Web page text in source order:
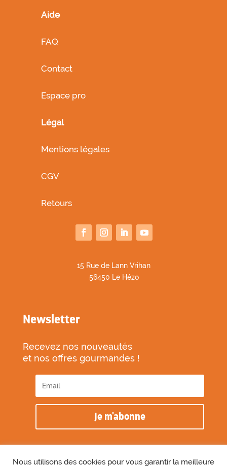
Aide
FAQ
Contact
Espace pro
Légal
Mentions légales
CGV
Retours
15 Rue de Lann Vrihan
56450 Le Hézo
Newsletter
Recevez nos nouveautés
et nos offres gourmandes !
Je m'abonne
Nous utilisons des cookies pour vous garantir la meilleure